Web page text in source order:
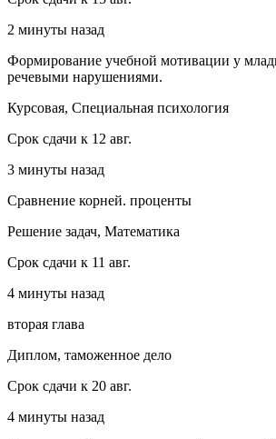
2 минуты назад
Формирование учебной мотивации у
речевыми нарушениями.
Курсовая, Специальная психология
Срок сдачи к 12 авг.
3 минуты назад
Сравнение корней. проценты
Решение задач, Математика
Срок сдачи к 11 авг.
4 минуты назад
вторая глава
Диплом, таможенное дело
Срок сдачи к 20 авг.
4 минуты назад